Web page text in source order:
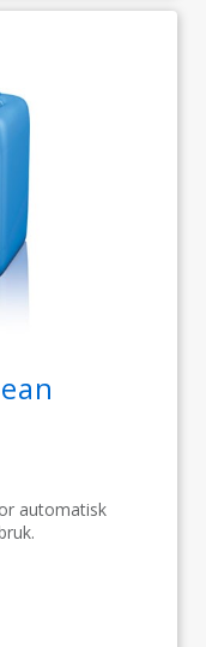
automatisk